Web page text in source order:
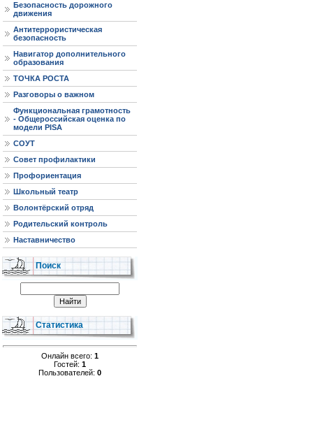
Безопасность дорожного
движения
Антитеррористическая
безопасность
Навигатор дополнительного
образования
ТОЧКА РОСТА
Разговоры о важном
Функциональная грамотность
- Общероссийская оценка по
модели PISA
СОУТ
Совет профилактики
Профориентация
Школьный театр
Волонтёрский отряд
Родительский контроль
Наставничество
Поиск
Статистика
Онлайн всего: 1
Гостей: 1
Пользователей: 0